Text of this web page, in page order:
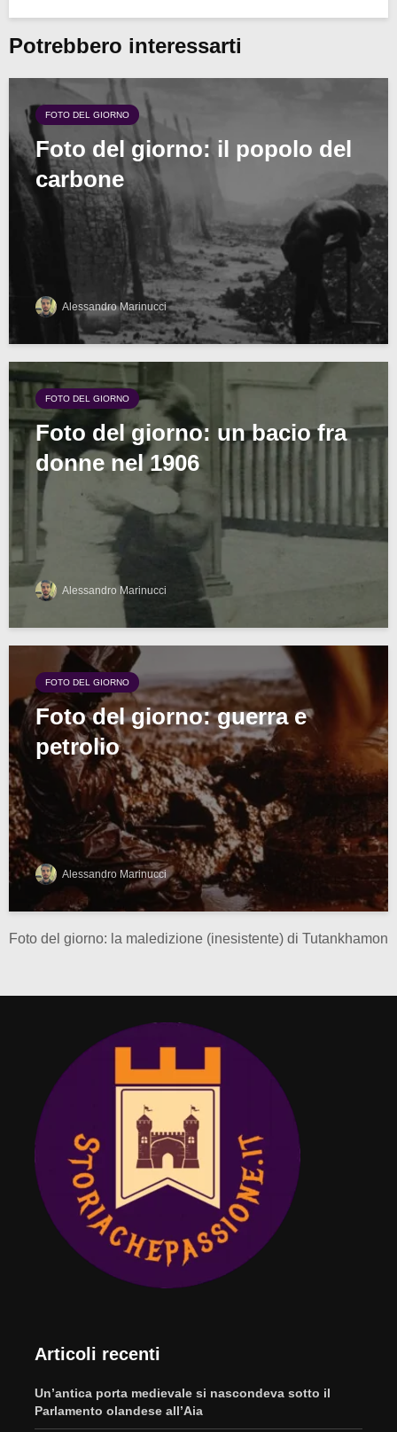
Potrebbero interessarti
FOTO DEL GIORNO
Foto del giorno: il popolo del
carbone
Alessandro Marinucci
FOTO DEL GIORNO
Foto del giorno: un bacio fra
donne nel 1906
Alessandro Marinucci
FOTO DEL GIORNO
Foto del giorno: guerra e
petrolio
Alessandro Marinucci
Foto del giorno: la maledizione (inesistente) di Tutankhamon
Articoli recenti
Un’antica porta medievale si nascondeva sotto il
Parlamento olandese all’Aia